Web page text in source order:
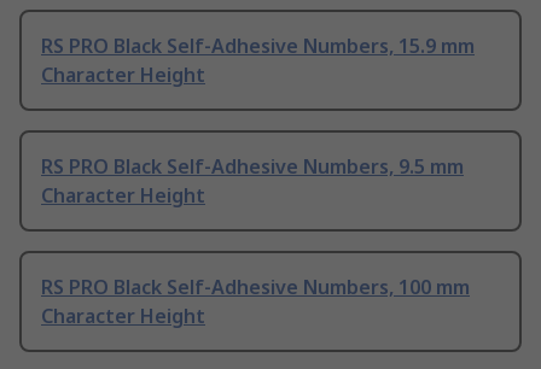
RS PRO Black Self-Adhesive Numbers, 15.9 mm
Character Height
RS PRO Black Self-Adhesive Numbers, 9.5 mm
Character Height
RS PRO Black Self-Adhesive Numbers, 100 mm
Character Height